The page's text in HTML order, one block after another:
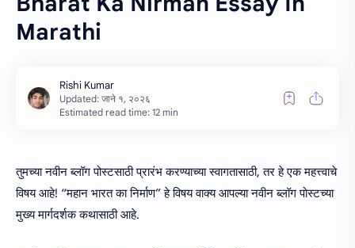
Marathi
Estimated read time: 12 min
तुमच्या नवीन ब्लॉग पोस्टसाठी प्रारंभ करण्याच्या स्वागतासाठी, तर हे एक महत्त्वाचे
विषय आहे! “महान भारत का निर्माण” हे विषय वाक्य आपल्या नवीन ब्लॉग पोस्टच्या
मुख्य मार्गदर्शक कथासाठी आहे.